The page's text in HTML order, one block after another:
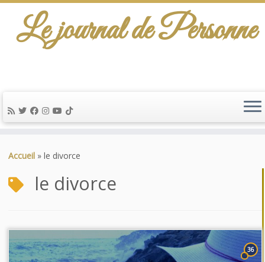
au
Le journal de Personne
Accueil » le divorce
le divorce
36